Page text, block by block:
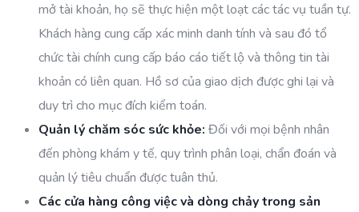
mở tài khoản, họ sẽ thực hiện một loạt các tác vụ tuần tự.
Khách hàng cung cấp xác minh danh tính và sau đó tổ
chức tài chính cung cấp báo cáo tiết lộ và thông tin tài
khoản có liên quan. Hồ sơ của giao dịch được ghi lại và
duy trì cho mục đích kiểm toán.
Quản lý chăm sóc sức khỏe: Đối với mọi bệnh nhân
đến phòng khám y tế, quy trình phân loại, chẩn đoán và
quản lý tiêu chuẩn được tuân thủ.
Các cửa hàng công việc và dòng chảy trong sản